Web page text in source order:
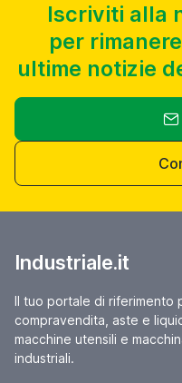
Iscriviti alla
per
ultime notizie
Industriale.it
Il tuo portale di riferimento
compravendita, aste e
macchine utensili e
industriali.